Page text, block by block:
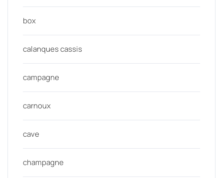
box
calanques cassis
campagne
carnoux
cave
champagne